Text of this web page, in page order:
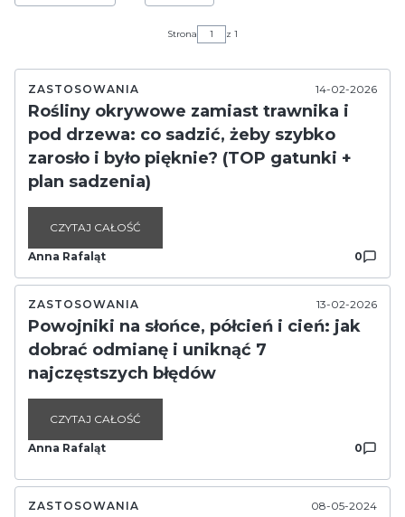
Strona z 1
ZASTOSOWANIA 14-02-2026
Rośliny okrywowe zamiast trawnika i
pod drzewa: co sadzić, żeby szybko
zarosło i było pięknie? (TOP gatunki +
plan sadzenia)
CZYTAJ CAŁOŚĆ
Anna Rafaląt 0
ZASTOSOWANIA 13-02-2026
Powojniki na słońce, półcień i cień: jak
dobrać odmianę i uniknąć 7
najczęstszych błędów
CZYTAJ CAŁOŚĆ
Anna Rafaląt 0
ZASTOSOWANIA 08-05-2024